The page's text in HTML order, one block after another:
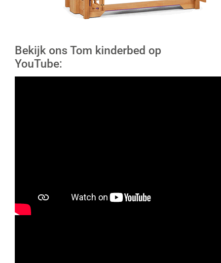
Bekijk ons Tom kinderbed op
YouTube: